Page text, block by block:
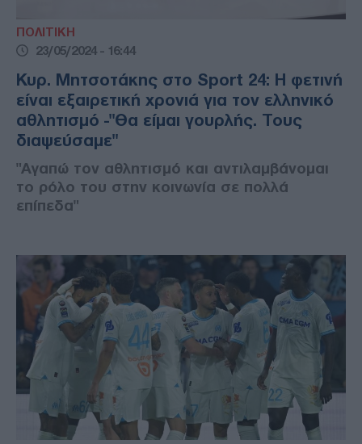
ΠΟΛΙΤΙΚΗ
23/05/2024 - 16:44
Κυρ. Μητσοτάκης στο Sport 24: Η φετινή
είναι εξαιρετική χρονιά για τον ελληνικό
αθλητισμό -"Θα είμαι γουρλής. Τους
διαψεύσαμε"
"Αγαπώ τον αθλητισμό και αντιλαμβάνομαι
το ρόλο του στην κοινωνία σε πολλά
επίπεδα"